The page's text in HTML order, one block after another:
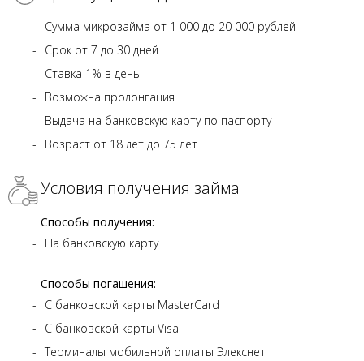
Сумма микрозайма от 1 000 до 20 000 рублей
Срок от 7 до 30 дней
Ставка 1% в день
Возможна пролонгация
Выдача на банковскую карту по паспорту
Возраст от 18 лет до 75 лет
Условия получения займа
Способы получения:
На банковскую карту
Способы погашения:
С банковской карты MasterCard
С банковской карты Visa
Терминалы мобильной оплаты Элекснет